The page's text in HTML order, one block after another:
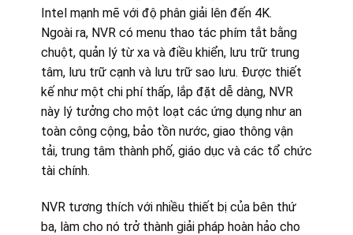
Intel mạnh mẽ với độ phân giải lên đến 4K.
Ngoài ra, NVR có menu thao tác phím tắt bằng
chuột, quản lý từ xa và điều khiển, lưu trữ trung
tâm, lưu trữ cạnh và lưu trữ sao lưu. Được thiết
kế như một chi phí thấp, lắp đặt dễ dàng, NVR
này lý tưởng cho một loạt các ứng dụng như an
toàn công cộng, bảo tồn nước, giao thông vận
tải, trung tâm thành phố, giáo dục và các tổ chức
tài chính.
NVR tương thích với nhiều thiết bị của bên thứ
ba, làm cho nó trở thành giải pháp hoàn hảo cho